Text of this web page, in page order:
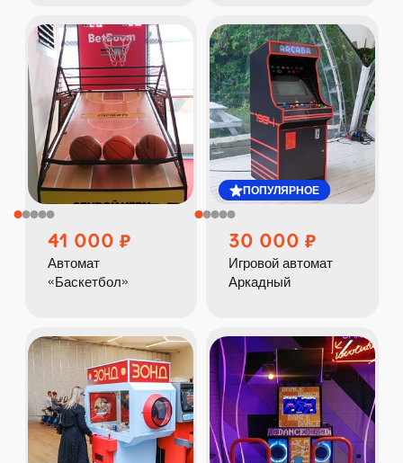
41 000
Автомат
«Баскетбол»
ПОПУЛЯРНОЕ
30 000
Игровой автомат
Аркадный